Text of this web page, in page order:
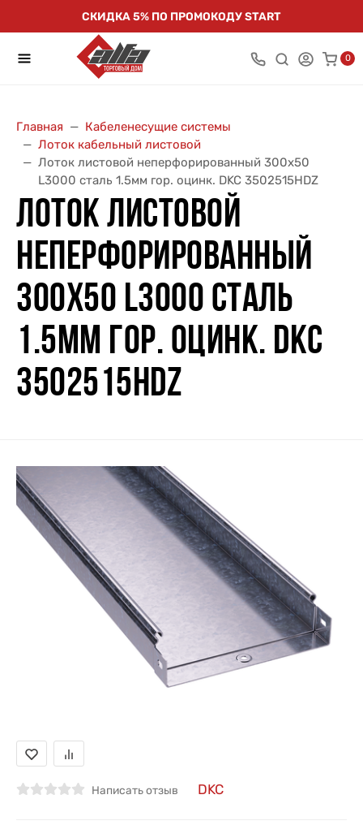
СКИДКА 5% ПО ПРОМОКОДУ START
0
Главная
Кабеленесущие системы
Лоток кабельный листовой
Лоток листовой неперфорированный 300х50
L3000 сталь 1.5мм гор. оцинк. DKC 3502515HDZ
ЛОТОК ЛИСТОВОЙ
НЕПЕРФОРИРОВАННЫЙ
300Х50 L3000 СТАЛЬ
1.5ММ ГОР. ОЦИНК. DKC
3502515HDZ
Написать отзыв DKC